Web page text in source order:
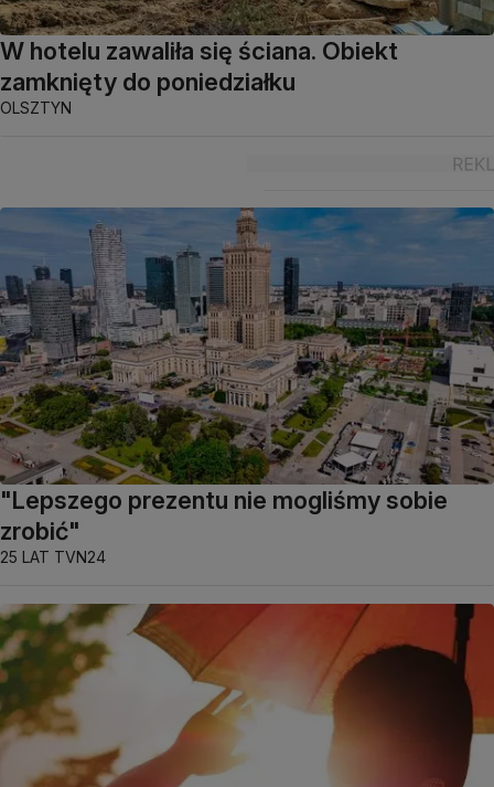
W hotelu zawaliła się ściana. Obiekt
zamknięty do poniedziałku
OLSZTYN
"Lepszego prezentu nie mogliśmy sobie
zrobić"
25 LAT TVN24